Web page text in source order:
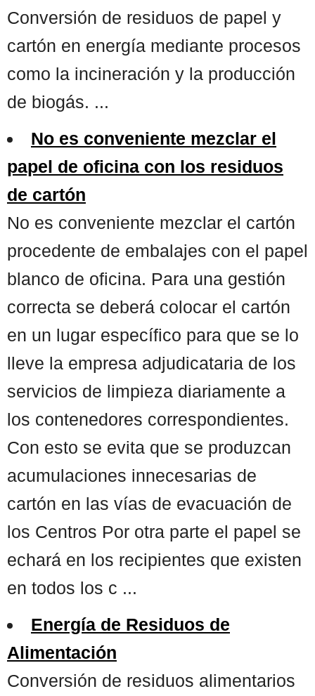
Conversión de residuos de papel y
cartón en energía mediante procesos
como la incineración y la producción
de biogás. ...
No es conveniente mezclar el
papel de oficina con los residuos
de cartón
No es conveniente mezclar el cartón
procedente de embalajes con el papel
blanco de oficina. Para una gestión
correcta se deberá colocar el cartón
en un lugar específico para que se lo
lleve la empresa adjudicataria de los
servicios de limpieza diariamente a
los contenedores correspondientes.
Con esto se evita que se produzcan
acumulaciones innecesarias de
cartón en las vías de evacuación de
los Centros Por otra parte el papel se
echará en los recipientes que existen
en todos los c ...
Energía de Residuos de
Alimentación
Conversión de residuos alimentarios